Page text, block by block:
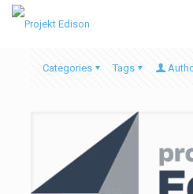
Categories Tags